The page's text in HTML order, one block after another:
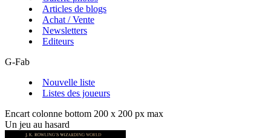
Articles de blogs
Achat / Vente
Newsletters
Editeurs
G-Fab
Nouvelle liste
Listes des joueurs
Encart colonne bottom 200 x 200 px max
Un jeu au hasard